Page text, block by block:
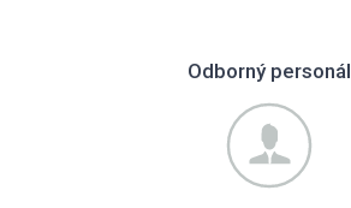
Odborný personál